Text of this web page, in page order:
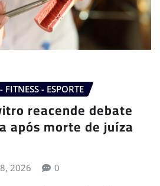
- ESPORTE
reacende debate
após morte de juíza
2026 0